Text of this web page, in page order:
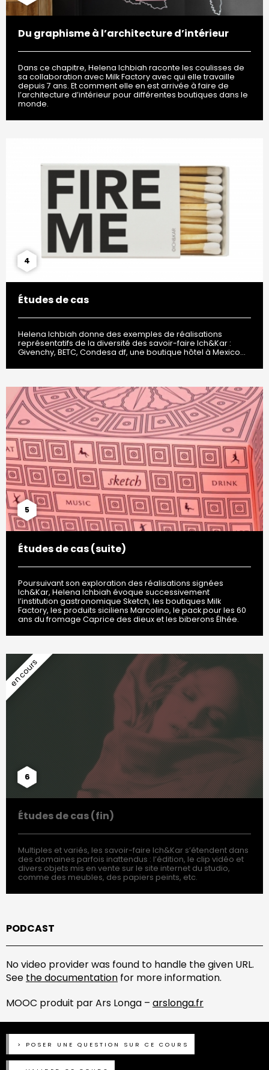
Du graphisme à l’architecture d’intérieur
Dans ce chapitre, Helena Ichbiah raconte les coulisses de
sa collaboration avec Milk Factory avec qui elle travaille
depuis 7 ans. Et comment elle en est arrivée à faire de
l’architecture d’intérieur pour différentes boutiques dans le
monde.
4
Études de cas
Helena Ichbiah donne des exemples de réalisations
représentatifs de la diversité des savoir-faire Ich&Kar :
Givenchy, BETC, Condesa df, une boutique hôtel à Mexico…
5
Études de cas (suite)
Poursuivant son exploration des réalisations signées
Ich&Kar, Helena Ichbiah évoque successivement
l’institution gastronomique Sketch, les boutiques Milk
Factory, les produits siciliens Marcolino, le pack pour les 60
ans du fromage Caprice des dieux et les biberons Élhée.
6
Études de cas (fin)
Multiples et variés, les savoir-faire Ich&Kar s’étendent dans
des domaines parfois inattendus : l’édition, le clip vidéo et
divers objets mis en vente sur le site internet du studio,
comme des meubles, des papiers peints, etc.
PODCAST
No video provider was found to handle the given URL.
See the documentation for more information.
MOOC produit par Ars Longa – arslonga.fr
POSER UNE QUESTION SUR CE COURS